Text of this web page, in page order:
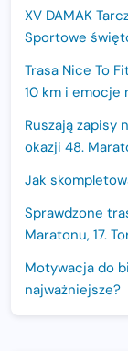
XV DAMAK
Sportowe
Trasa Nice To
10 km i emocje
Ruszają zapisy
okazji 48.
Jak
Sprawdzone
Maratonu, 17.
Motywacja do
najważniejsze?